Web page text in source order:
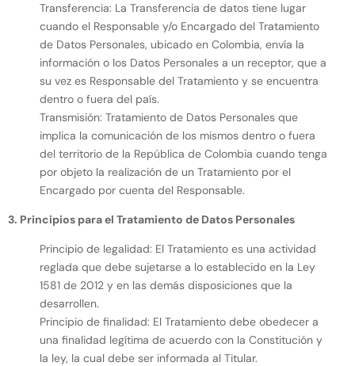
Transferencia: La Transferencia de datos tiene lugar
cuando el Responsable y/o Encargado del Tratamiento
de Datos Personales, ubicado en Colombia, envía la
información o los Datos Personales a un receptor, que a
su vez es Responsable del Tratamiento y se encuentra
dentro o fuera del país.
Transmisión: Tratamiento de Datos Personales que
implica la comunicación de los mismos dentro o fuera
del territorio de la República de Colombia cuando tenga
por objeto la realización de un Tratamiento por el
Encargado por cuenta del Responsable.
3. Principios para el Tratamiento de Datos Personales
Principio de legalidad: El Tratamiento es una actividad
reglada que debe sujetarse a lo establecido en la Ley
1581 de 2012 y en las demás disposiciones que la
desarrollen.
Principio de finalidad: El Tratamiento debe obedecer a
una finalidad legítima de acuerdo con la Constitución y
la ley, la cual debe ser informada al Titular.